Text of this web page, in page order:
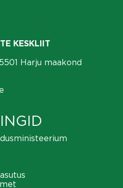
KESKLIIT
Harju maakond